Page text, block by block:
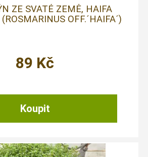
ZE SVATÉ ZEMĚ, HAIFA
OFF.´HAIFA´)
89 Kč